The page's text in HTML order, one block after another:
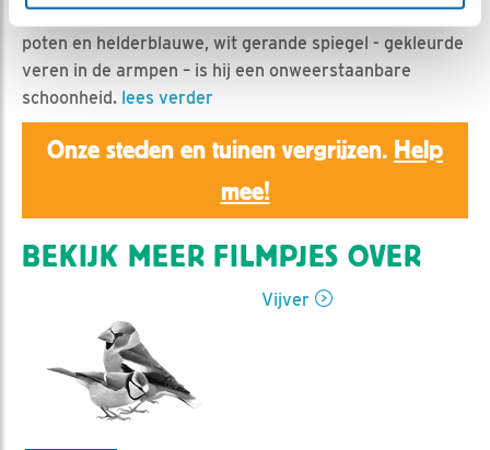
snavel, witte nekband, kastanjebruine borst, oranje
poten en helderblauwe, wit gerande spiegel - gekleurde
veren in de armpen – is hij een onweerstaanbare
schoonheid. lees verder
Onze steden en tuinen vergrijzen. Help
mee!
BEKIJK MEER FILMPJES OVER
Vijver